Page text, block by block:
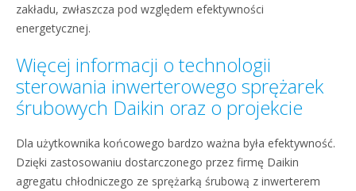
zakładu, zwłaszcza pod względem efektywności
energetycznej.
Więcej informacji o technologii
sterowania inwerterowego sprężarek
śrubowych Daikin oraz o projekcie
Dla użytkownika końcowego bardzo ważna była efektywność.
Dzięki zastosowaniu dostarczonego przez firmę Daikin
agregatu chłodniczego ze sprężarką śrubową z inwerterem